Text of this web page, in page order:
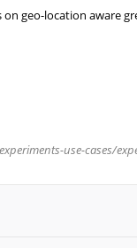
on geo-location aware
use-cases/